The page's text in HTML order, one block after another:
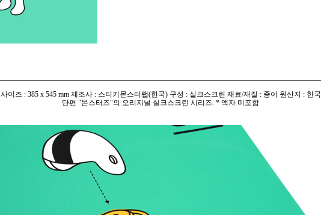
사이즈 : 385 x 545 mm 제조사 : 스티키몬스터랩(한국) 구성 : 실크스크린 재료/재질 : 종이 원산지 : 한국
단편 "몬스터즈"의 오리지널 실크스크린 시리즈. * 액자 미포함